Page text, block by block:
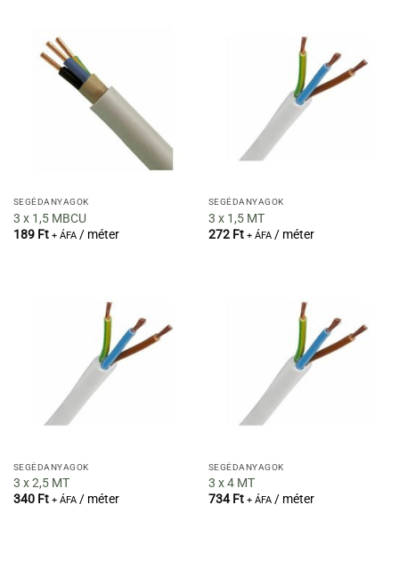
SEGÉDANYAGOK
3 x 1,5 MBCU
189 Ft + ÁFA/ méter
SEGÉDANYAGOK
3 x 1,5 MT
272 Ft + ÁFA/ méter
SEGÉDANYAGOK
3 x 2,5 MT
340 Ft + ÁFA/ méter
SEGÉDANYAGOK
3 x 4 MT
734Ft + ÁFA/ méter